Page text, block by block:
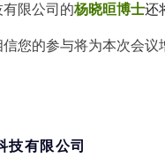
限公司的杨晓晅博士还
您的参与将为本次会
技有限公司